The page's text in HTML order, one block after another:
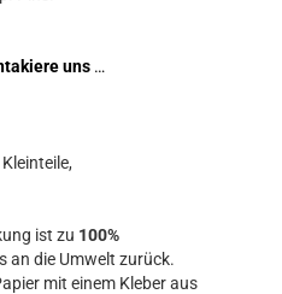
uns …
ist zu 100%
an die Umwelt zurück.
mit einem Kleber aus